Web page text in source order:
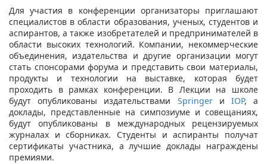
Для участия в конференции организаторы приглашают
специалистов в области образования, ученых, студентов и
аспирантов, а также изобретателей и предпринимателей в
области высоких технологий. Компании, некоммерческие
объединения, издательства и другие организации могут
стать спонсорами форума и представить свои материалы,
продукты и технологии на выставке, которая будет
проходить в рамках конференции. В Лекции на школе
будут опубликованы издательствами Springerи IOP, а
доклады, представленные на симпозиуме и совещаниях,
будут опубликованы в международных рецензируемых
журналах и сборниках. Студенты и аспиранты получат
сертификаты участника, а лучшие доклады награждены
премиями.